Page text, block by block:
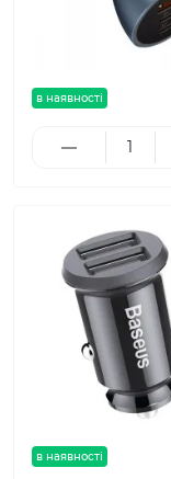
в наявності
в наявності